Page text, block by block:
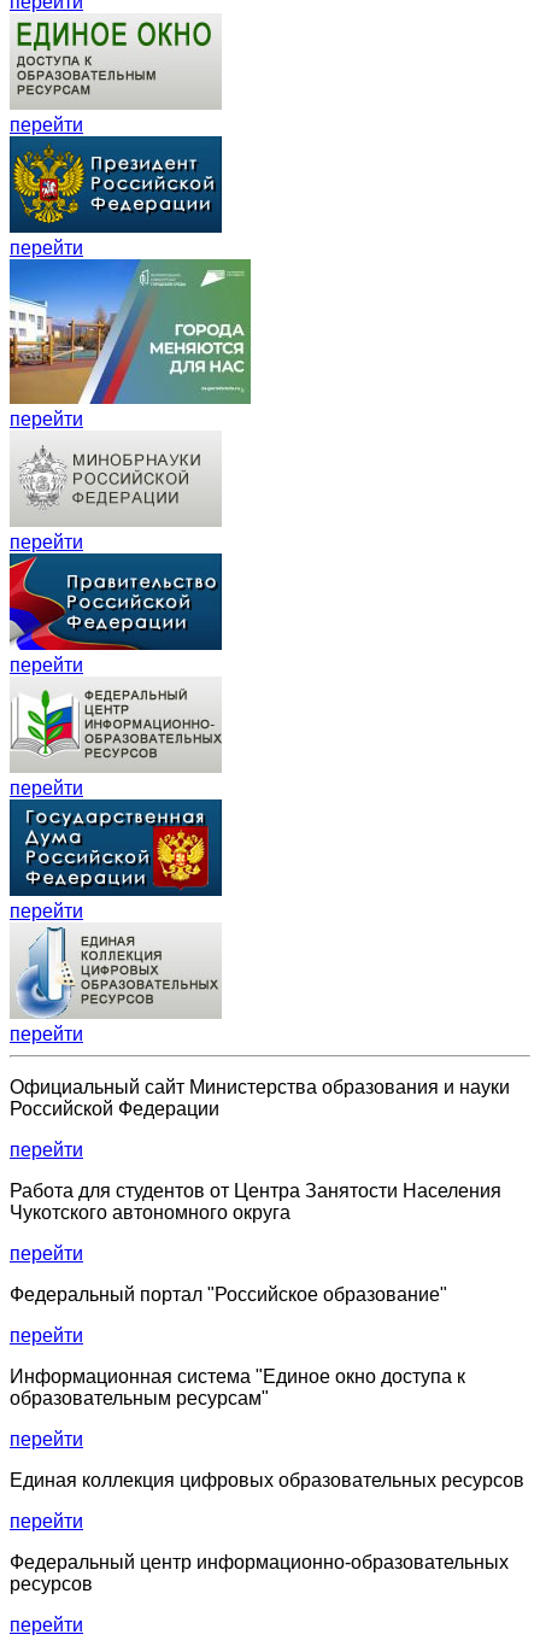
перейти
перейти
перейти
перейти
перейти
перейти
перейти
перейти
Официальный сайт Министерства образования и науки
Российской Федерации
перейти
Работа для студентов от Центра Занятости Населения
Чукотского автономного округа
перейти
Федеральный портал "Российское образование"
перейти
Информационная система "Единое окно доступа к
образовательным ресурсам"
перейти
Единая коллекция цифровых образовательных ресурсов
перейти
Федеральный центр информационно-образовательных
ресурсов
перейти